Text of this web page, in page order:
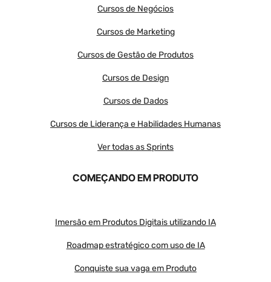
Cursos de Negócios
Cursos de Marketing
Cursos de Gestão de Produtos
Cursos de Design
Cursos de Dados
Cursos de Liderança e Habilidades Humanas
Ver todas as Sprints
COMEÇANDO EM PRODUTO
Imersão em Produtos Digitais utilizando IA
Roadmap estratégico com uso de IA
Conquiste sua vaga em Produto